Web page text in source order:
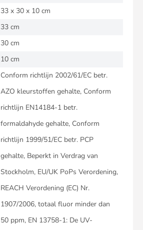
33 x 30 x 10 cm
33 cm
30 cm
10 cm
Conform richtlijn 2002/61/EC betr.
AZO kleurstoffen gehalte, Conform
richtlijn EN14184-1 betr.
formaldahyde gehalte, Conform
richtlijn 1999/51/EC betr. PCP
gehalte, Beperkt in Verdrag van
Stockholm, EU/UK PoPs Verordening,
REACH Verordening (EC) Nr.
1907/2006, totaal fluor minder dan
50 ppm, EN 13758-1: De UV-